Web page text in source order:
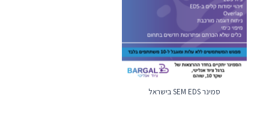
סמינר SEM EDS בישראל